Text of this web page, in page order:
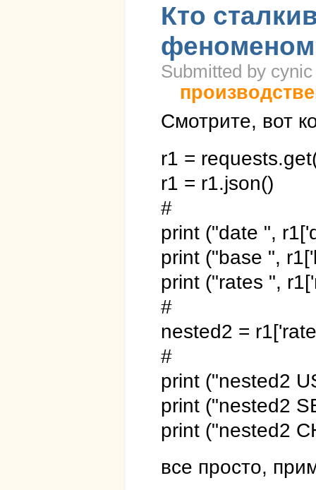
Кто
Submitted by
Смотрите, вот
r1 =
r1 = r1.json()
#
print ("date ",
print ("base ",
print ("rates ",
#
nested2 =
#
print ("nested2
print ("nested2
print ("nested2
все просто,